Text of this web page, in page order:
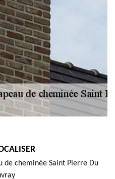
de cheminée Saint Pierre Du